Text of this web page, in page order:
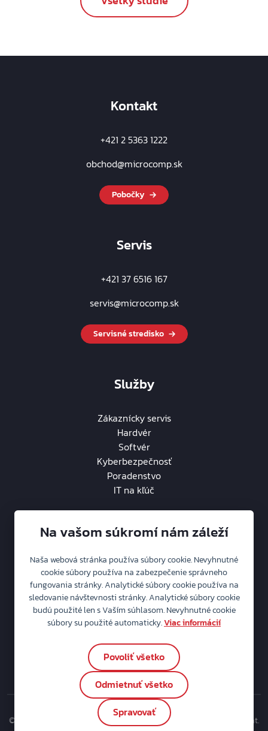
Kontakt
+421 2 5363 1222
obchod@microcomp.sk
Pobočky
Servis
+421 37 6516 167
servis@microcomp.sk
Servisné stredisko
Služby
Zákaznícky servis
Hardvér
Softvér
Kyberbezpečnosť
Poradenstvo
IT na kľúč
O spoločnosti
Aktuality
Kariéra
2
Ochrana osobných údajov
Politika IMS
Súbory cookie
Nastavenia cookie
© MICROCOMP - Computersystém s r.o. - Váš pevný bod vo svete dát.
Na vašom súkromí nám záleží
Naša webová stránka používa súbory cookie. Nevyhnutné
cookie súbory používa na zabezpečenie správneho
fungovania stránky. Analytické súbory cookie používa na
sledovanie návštevnosti stránky. Analytické súbory cookie
budú použité len s Vaším súhlasom. Nevyhnutné cookie
súbory su použité automaticky.Viac informácií
Povoliť všetko
Odmietnuť všetko
Spravovať